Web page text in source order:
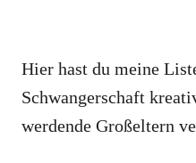
Hier hast du meine
Schwangerschaft
werdende Großeltern